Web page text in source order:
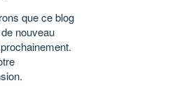
que ce blog
nouveau